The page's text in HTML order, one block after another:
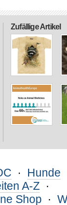
Zufällige Artikel
· Hunde
A-Z ·
Shop ·